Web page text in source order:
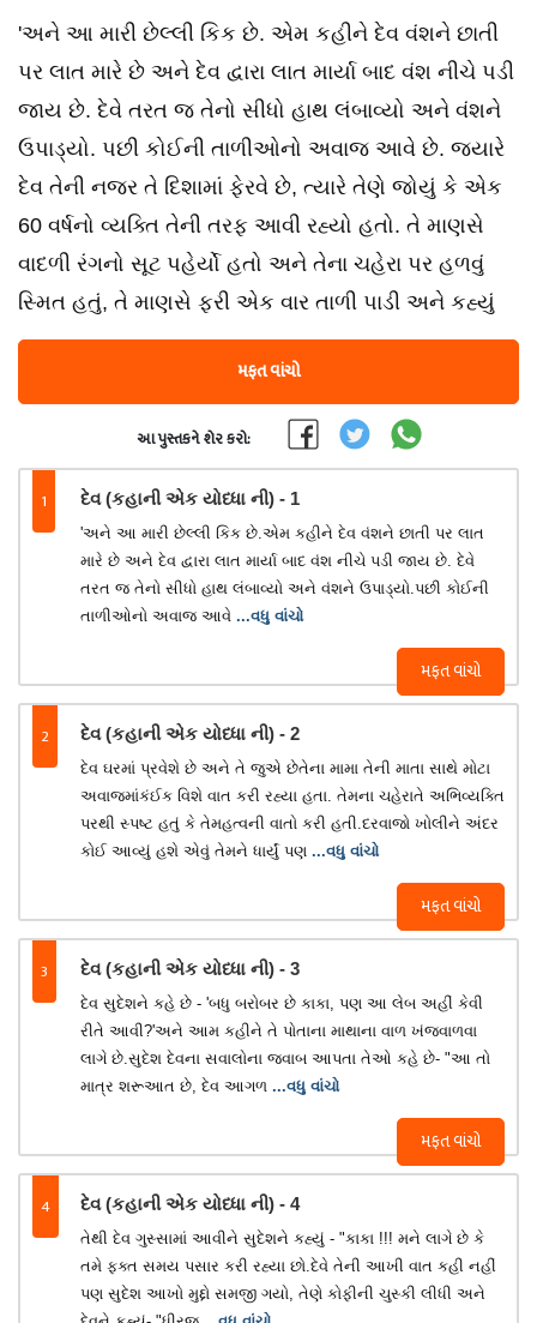
'અને આ મારી છેલ્લી કિક છે. એમ કહીને દેવ વંશને છાતી
પર લાત મારે છે અને દેવ દ્વારા લાત માર્યા બાદ વંશ નીચે પડી
જાય છે. દેવે તરત જ તેનો સીધો હાથ લંબાવ્યો અને વંશને
ઉપાડ્યો. પછી કોઈની તાળીઓનો અવાજ આવે છે. જ્યારે
દેવ તેની નજર તે દિશામાં ફેરવે છે, ત્યારે તેણે જોયું કે એક
60 વર્ષનો વ્યક્તિ તેની તરફ આવી રહ્યો હતો. તે માણસે
વાદળી રંગનો સૂટ પહેર્યો હતો અને તેના ચહેરા પર હળવું
સ્મિત હતું, તે માણસે ફરી એક વાર તાળી પાડી અને કહ્યું
મફત વાંચો
આ પુસ્તકને શેર કરો:
1 દેવ (કહાની એક યોધ્ધા ની) - 1
મફત વાંચો
'અને આ મારી છેલ્લી કિક છે.એમ કહીને દેવ વંશને છાતી પર લાત
મારે છે અને દેવ દ્વારા લાત માર્યા બાદ વંશ નીચે પડી જાય છે. દેવે
તરત જ તેનો સીધો હાથ લંબાવ્યો અને વંશને ઉપાડ્યો.પછી કોઈની
તાળીઓનો અવાજ આવે ...વધુ વાંચો
2 દેવ (કહાની એક યોધ્ધા ની) - 2
મફત વાંચો
દેવ ઘરમાં પ્રવેશે છે અને તે જુએ છેતેના મામા તેની માતા સાથે મોટા
અવાજમાંકંઈક વિશે વાત કરી રહ્યા હતા. તેમના ચહેરાતે અભિવ્યક્તિ
પરથી સ્પષ્ટ હતું કે તેમહત્વની વાતો કરી હતી.દરવાજો ખોલીને અંદર
કોઈ આવ્યું હશે એવું તેમને ધાર્યું પણ ...વધુ વાંચો
3 દેવ (કહાની એક યોધ્ધા ની) - 3
મફત વાંચો
દેવ સુદેશને કહે છે - 'બધુ બરોબર છે કાકા, પણ આ લેબ અહીં કેવી
રીતે આવી?'અને આમ કહીને તે પોતાના માથાના વાળ ખંજવાળવા
લાગે છે.સુદેશ દેવના સવાલોના જવાબ આપતા તેઓ કહે છે- "આ તો
માત્ર શરૂઆત છે, દેવ આગળ ...વધુ વાંચો
4 દેવ (કહાની એક યોધ્ધા ની) - 4
તેથી દેવ ગુસ્સામાં આવીને સુદેશને કહ્યું - "કાકા !!! મને લાગે છે કે
તમે ફક્ત સમય પસાર કરી રહ્યા છો.દેવે તેની આખી વાત કહી નહીં
પણ સુદેશ આખો મુદ્દો સમજી ગયો, તેણે કોફીની ચુસ્કી લીધી અને